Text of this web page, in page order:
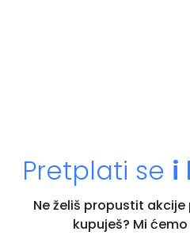
Pretplati se i
Ne želiš propustit
kupuješ? Mi